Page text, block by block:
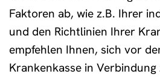
Faktoren ab, wie z.B. Ihrer
und den Richtlinien Ihrer
empfehlen Ihnen, sich vor
Krankenkasse in